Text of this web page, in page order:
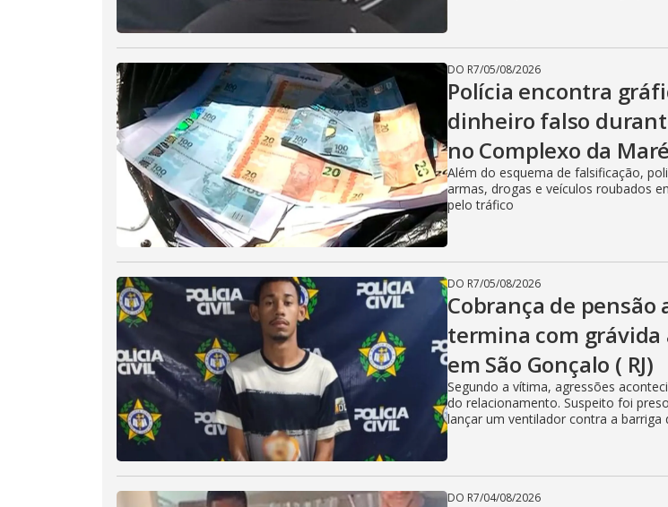
DO R7/05/08/2026
Polícia encontra
dinheiro falso
no Complexo da Maré
Além do esquema de falsificação,
armas, drogas e veículos roubados
pelo tráfico
DO R7/05/08/2026
Cobrança de
termina com grávida
em São Gonçalo ( RJ)
Segundo a vítima, agressões
do relacionamento. Suspeito foi
lançar um ventilador contra a barriga
DO R7/04/08/2026